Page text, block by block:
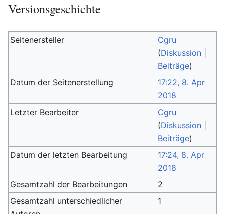
Versionsgeschichte
Seitenersteller
Cgru
(Diskussion
Beiträge)
Datum der Seitenerstellung
17:22, 8. Apr
2018
Letzter Bearbeiter
Cgru
(Diskussion
Beiträge)
Datum der letzten Bearbeitung
17:24, 8. Apr
2018
Gesamtzahl der Bearbeitungen
2
Gesamtzahl unterschiedlicher
1